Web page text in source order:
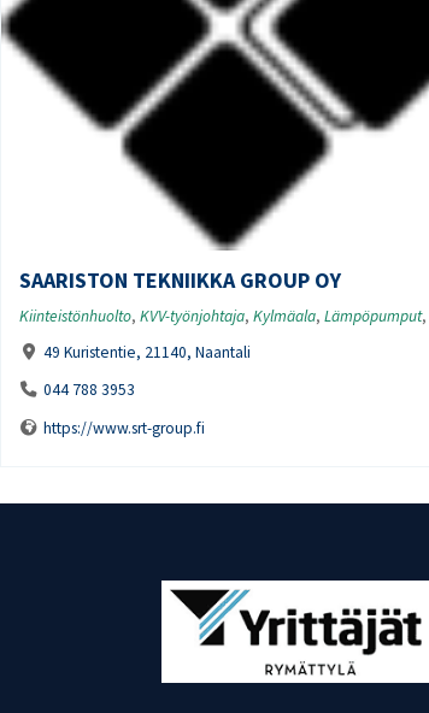
SAARISTON TEKNIIKKA GROUP OY
Kiinteistönhuolto, KVV-työnjohtaja, Kylmäala, Lämpöpumput,
49 Kuristentie, 21140, Naantali
044 788 3953
https://www.srt-group.fi